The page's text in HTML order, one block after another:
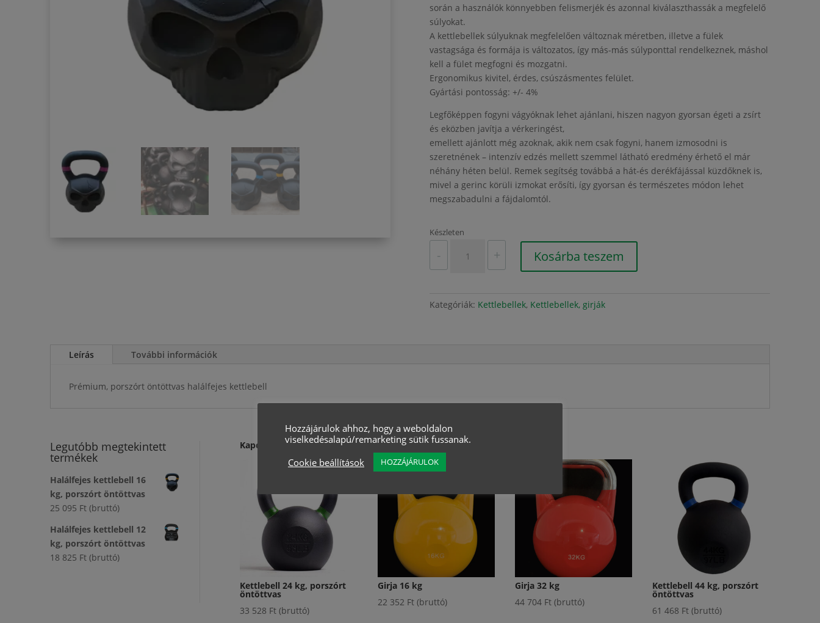
során a használók könnyebben felismerjék és azonnal kiválaszthassák a megfelelő
súlyokat.
A kettlebellek súlyuknak megfelelően változnak méretben, illetve a fülek
vastagsága és formája is változatos, így más-más súlyponttal rendelkeznek, máshol
kell a fület megfogni és mozgatni.
Ergonomikus kivitel, érdes, csúszásmentes felület.
Gyártási pontosság: +/- 4%
Legfőképpen fogyni vágyóknak lehet ajánlani, hiszen nagyon gyorsan égeti a zsírt
és eközben javítja a vérkeringést,
emellett ajánlott még azoknak, akik nem csak fogyni, hanem izmosodni is
szeretnének – intenzív edzés mellett szemmel látható eredmény érhető el már
néhány héten belül. Remek segítség továbbá a hát-és derékfájással küzdőknek is,
mivel a gerinc körüli izmokat erősíti, így gyorsan és természetes módon lehet
megszabadulni a fájdalomtól.
Készleten
-
kettlebell
porszórt
+ Kosárba teszem
Kategóriák: Kettlebellek, Kettlebellek, girják
Leírás További információk
Prémium, porszórt öntöttvas halálfejes kettlebell
Legutóbb megtekintett
termékek
Halálfejes kettlebell 16
kg, porszórt öntöttvas
25 095 Ft (bruttó)
Halálfejes kettlebell 12
kg, porszórt öntöttvas
18 825 Ft (bruttó)
Kapcsolódó termékek
Kettlebell 24 kg, porszórt
öntöttvas
33 528 Ft (bruttó)
Girja 16 kg
22 352 Ft (bruttó)
Girja 32 kg
44 704 Ft (bruttó)
Kettlebell 44 kg, porszórt
öntöttvas
61 468 Ft (bruttó)
Hozzájárulok ahhoz, hogy a weboldalon
viselkedésalapú/remarketing sütik fussanak.
Cookie beállítások
HOZZÁJÁRULOK